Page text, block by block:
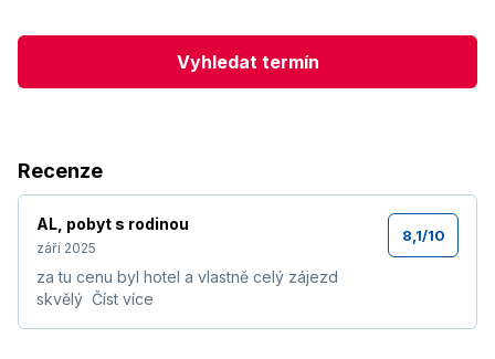
Vyhledat termín
Recenze
AL pobyt s rodinou
září 2025
za tu cenu byl hotel a vlastně celý zájezd
skvělý Číst více
8,1/10